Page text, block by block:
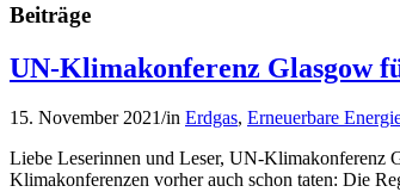
Beiträge
UN-Klimakonferenz Glasgow
15. November 2021/in Erdgas, Erneuerbare
Liebe Leserinnen und Leser, UN-Klimakonferenz
Klimakonferenzen vorher auch schon taten: Die